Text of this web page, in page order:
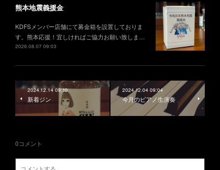
熊本地震義援金
KDFSメンバー店舗にて募金箱を設置しておりま
す。熊本応援！宜しければご協力お願い致しま…
2026.08.07 09:03
2024.12.14 09:10
新着ジン
2024.12.04 09:04
今月のピアノ生演奏
0コメント